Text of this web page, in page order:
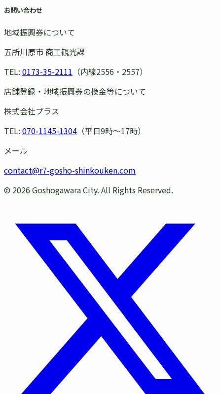
お問い合わせ
地域振興券について
五所川原市 商工観光課
TEL: 0173-35-2111 （内線2556・2557）
店舗登録・地域振興券の換金等について
株式会社プラス
TEL: 070-1145-1304 （平日9時〜17時）
メール
contact@r7-gosho-shinkouken.com
© 2026 Goshogawara City. All Rights Reserved.